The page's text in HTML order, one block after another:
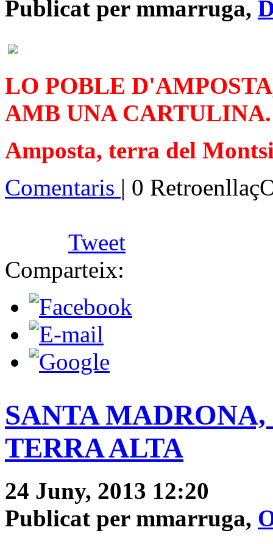
Publicat per mmarruga,
LO POBLE
AMB UNA CARTULINA.
Amposta, terra del
Comentaris | 0
Tweet
Comparteix:
SANTA
TERRA ALTA
24 Juny, 2013 12:20
Publicat per mmarruga,